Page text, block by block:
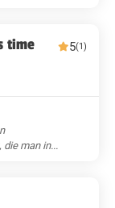
time 5(1)
die man in...